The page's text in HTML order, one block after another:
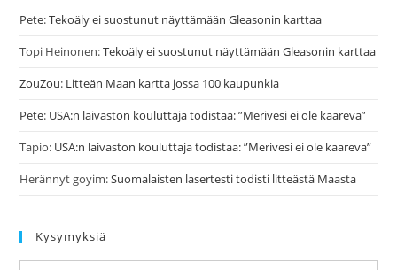
Pete:Tekoäly ei suostunut näyttämään Gleasonin karttaa
Topi Heinonen:Tekoäly ei suostunut näyttämään Gleasonin karttaa
ZouZou: Litteän Maan kartta jossa 100 kaupunkia
Pete: USA:n laivaston kouluttaja todistaa: ”Merivesi ei ole kaareva”
Tapio: USA:n laivaston kouluttaja todistaa: ”Merivesi ei ole kaareva”
Herännyt goyim:Suomalaisten lasertesti todisti litteästä Maasta
Kysymyksiä